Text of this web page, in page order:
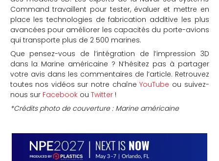
Command travaillent pour tester, évaluer et mettre en
place les technologies de fabrication additive les plus
avancées pour améliorer les capacités du porte-avions
qui transporte plus de 2 500 marines.
Que pensez-vous de l’intégration de l’impression 3D
dans la Marine américaine ? N’hésitez pas à partager
votre avis dans les commentaires de l’article. Retrouvez
toutes nos vidéos sur notre chaîneYouTube ou suivez-
nous sur Facebookou Twitter!
*Crédits photo de couverture : Marine américaine